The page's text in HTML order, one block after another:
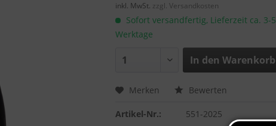
inkl. MwSt. zzgl. Versandkosten
Sofort versandfertig, Lieferzeit ca. 3-5
Werktage
In den Warenkorb
Merken Bewerten
Artikel-Nr.: 551-2025